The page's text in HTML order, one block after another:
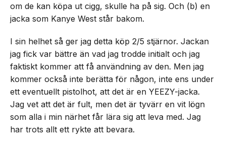
om de kan köpa ut cigg, skulle ha på sig. Och (b) en
jacka som Kanye West står bakom.
I sin helhet så ger jag detta köp 2/5 stjärnor. Jackan
jag fick var bättre än vad jag trodde initialt och jag
faktiskt kommer att få användning av den. Men jag
kommer också inte berätta för någon, inte ens under
ett eventuellt pistolhot, att det är en YEEZY-jacka.
Jag vet att det är fult, men det är tyvärr en vit lögn
som alla i min närhet får lära sig att leva med. Jag
har trots allt ett rykte att bevara.